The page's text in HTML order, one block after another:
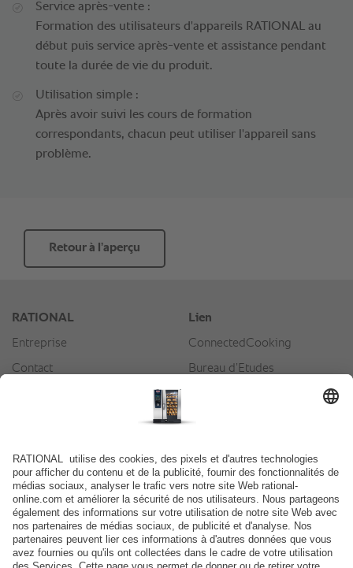
Service après-vente :
Formation des utilisateurs d'appareils RATIONAL au
début puis service après-vente et assistance pendant
toute la durée de vie du produit.
Utilisation simple :
Après avoir suivi les cours de formation
correspondants, chacun peut utiliser l'appareil sans
problème.
Retour à l’aperçu